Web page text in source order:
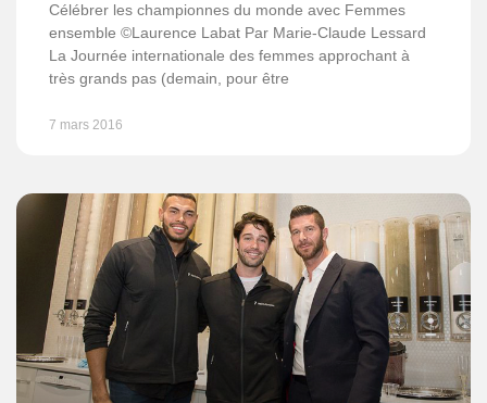
Célébrer les championnes du monde avec Femmes
ensemble ©Laurence Labat Par Marie-Claude Lessard
La Journée internationale des femmes approchant à
très grands pas (demain, pour être
7 mars 2016